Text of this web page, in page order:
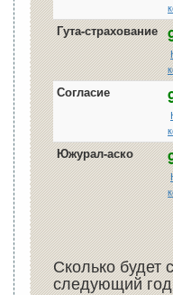
Гута-страхование
Согласие
Южурал-аско
Сколько будет
следующий год